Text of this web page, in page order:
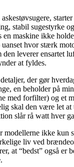
stabil sugestyrke
maskine ikke
hvor stærk
leverer ensartet
at fyldes.
der gør
en beholder på
med forfilter) og et
skal den være let at
slår rå watt hver
modellerne ikke kun
liv ved
at “bedst” også er